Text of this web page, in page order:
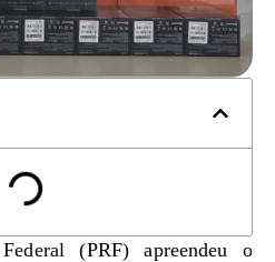
(PRF) apreendeu o